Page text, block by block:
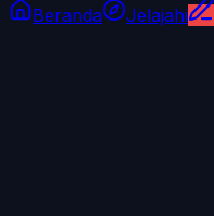
Beranda Jelajahi